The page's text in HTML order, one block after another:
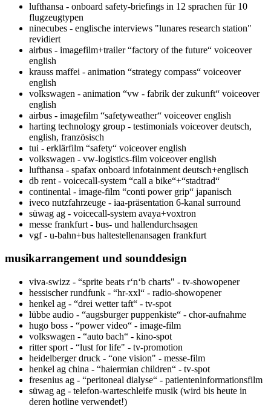
lufthansa - onboard safety-briefings in 12 sprachen für 10
flugzeugtypen
ninecubes - englische interviews "lunares research station"
revidiert
airbus - imagefilm+trailer “factory of the future“ voiceover
english
krauss maffei - animation “strategy compass“ voiceover
english
volkswagen - animation “vw - fabrik der zukunft“ voiceover
english
airbus - imagefilm “safetyweather“ voiceover english
harting technology group - testimonials voiceover deutsch,
english, französisch
tui - erklärfilm “safety“ voiceover english
volkswagen - vw-logistics-film voiceover english
lufthansa - spafax onboard infotainment deutsch+englisch
db rent - voicecall-system “call a bike“+“stadtrad“
continental - image-film “conti power grip“ japanisch
iveco nutzfahrzeuge - iaa-präsentation 6-kanal surround
süwag ag - voicecall-system avaya+voxtron
messe frankfurt - bus- und hallendurchsagen
vgf - u-bahn+bus haltestellenansagen frankfurt
musikarrangement und sounddesign
viva-swizz - “sprite beats r‘n‘b charts" - tv-showopener
hessischer rundfunk - “hr-xxl“ - radio-showopener
henkel ag - “drei wetter taft“ - tv-spot
lübbe audio - “augsburger puppenkiste“ - chor-aufnahme
hugo boss - “power video“ - image-film
volkswagen - “auto bach“ - kino-spot
ritter sport - “lust for life" - tv-promotion
heidelberger druck - “one vision" - messe-film
henkel ag china - “haiermian children“ - tv-spot
fresenius ag - “peritoneal dialyse“ - patienteninformationsfilm
süwag ag - telefon-warteschleife musik (wird bis heute in
deren hotline verwendet!)